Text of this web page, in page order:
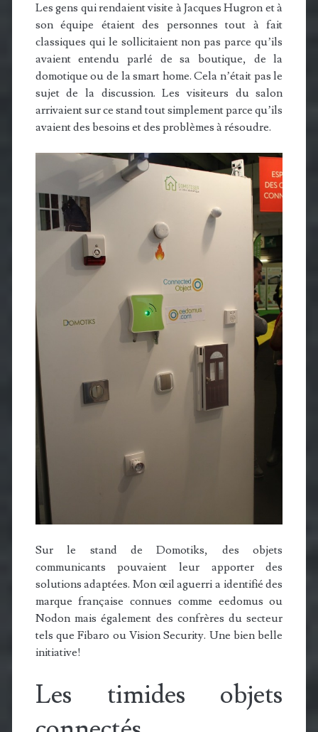
Les gens qui rendaient visite à Jacques Hugron et à
son équipe étaient des personnes tout à fait
classiques qui le sollicitaient non pas parce qu’ils
avaient entendu parlé de sa boutique, de la
domotique ou de la smart home. Cela n’était pas le
sujet de la discussion. Les visiteurs du salon
arrivaient sur ce stand tout simplement parce qu’ils
avaient des besoins et des problèmes à résoudre.
Sur le stand de Domotiks, des objets
communicants pouvaient leur apporter des
solutions adaptées. Mon œil aguerri a identifié des
marque française connues comme eedomus ou
Nodon mais également des confrères du secteur
tels que Fibaro ou Vision Security. Une bien belle
initiative!
Les timides objets